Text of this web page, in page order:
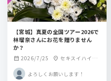
【宮城】真夏の全国ツアー2026で
林瑠奈さんにお花を贈りません
か？
calendar_month 2026/7/25 location_on セキスイハイム
よろしくお願いします！